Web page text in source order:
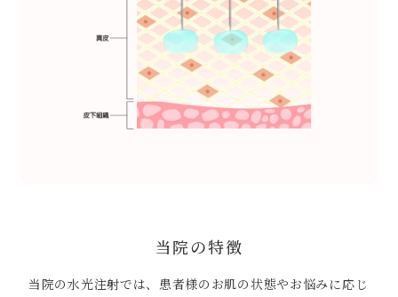
当院の特徴
当院の水光注射では、患者様のお肌の状態やお悩みに応じ